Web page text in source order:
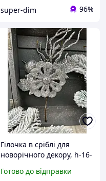
super-dim 96%
Гілочка в сріблі для
новорічного декору, h-16-
Готово до відправки